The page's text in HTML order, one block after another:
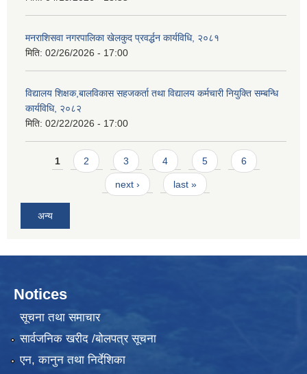
मनराशिसवा नगरपालिका खेलकुद प्रवर्द्धन कार्यविधि, २०८१
मिति: 02/26/2026 - 17:00
विद्यालय शिक्षक,बालविकास सहजकर्ता तथा विद्यालय कर्मचारी नियुक्ति सम्बन्धि
कार्यविधि, २०८२
मिति: 02/22/2026 - 17:00
Pages
1 2 3 4 5 6
next › last »
अन्य
Notices
सूचना तथा समाचार
सार्वजनिक खरीद /बोलपत्र सूचना
एन, कानुन तथा निर्देशिका